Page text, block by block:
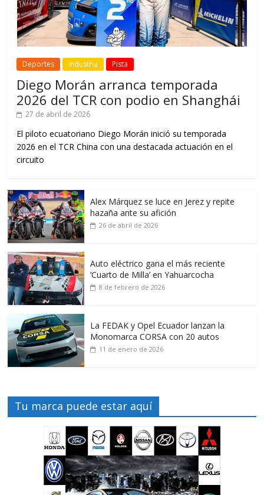
Deportes Industria Pista
Diego Morán arranca temporada
2026 del TCR con podio en Shanghái
27 de abril de 2026
El piloto ecuatoriano Diego Morán inició su temporada
2026 en el TCR China con una destacada actuación en el
circuito
Alex Márquez se luce en Jerez y repite
hazaña ante su afición
26 de abril de 2026
Auto eléctrico gana el más reciente
‘Cuarto de Milla’ en Yahuarcocha
8 de febrero de 2026
La FEDAK y Opel Ecuador lanzan la
Monomarca CORSA con 20 autos
11 de enero de 2026
Tu marca puede estar aquí